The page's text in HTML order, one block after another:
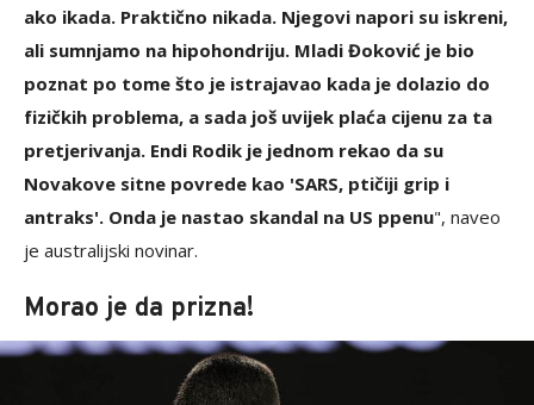
ako ikada. Praktično nikada. Njegovi napori su iskreni,
ali sumnjamo na hipohondriju. Mladi Đoković je bio
poznat po tome što je istrajavao kada je dolazio do
fizičkih problema, a sada još uvijek plaća cijenu za ta
pretjerivanja. Endi Rodik je jednom rekao da su
Novakove sitne povrede kao 'SARS, ptičiji grip i
antraks'. Onda je nastao skandal na US ppenu", naveo
je australijski novinar.
Morao je da prizna!